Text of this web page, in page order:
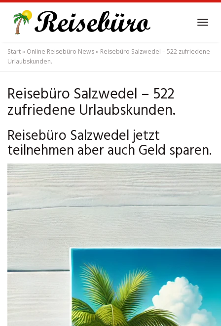
main
content
Start» Online Reisebüro News» Reisebüro Salzwedel – 522 zufriedene
Urlaubskunden.
Reisebüro Salzwedel – 522
zufriedene Urlaubskunden.
Reisebüro Salzwedel jetzt
teilnehmen aber auch Geld sparen.